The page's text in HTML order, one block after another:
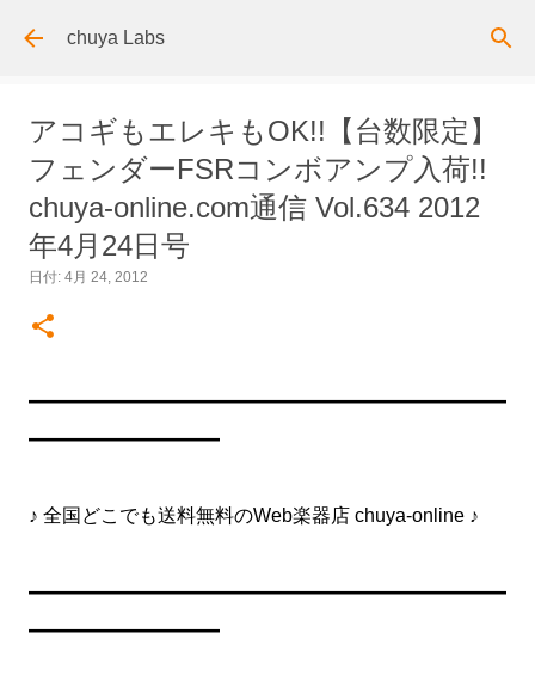
スキップしてメイン コンテンツに移動
chuya Labs
アコギもエレキもOK!!【台数限定】
フェンダーFSRコンボアンプ入荷!!
chuya-online.com通信 Vol.634 2012
年4月24日号
日付: 4月 24, 2012
━━━━━━━━━━━━━━━━━━━━━━━━━
━━━━━━━━━━
♪ 全国どこでも送料無料のWeb楽器店 chuya-online ♪
━━━━━━━━━━━━━━━━━━━━━━━━━
━━━━━━━━━━